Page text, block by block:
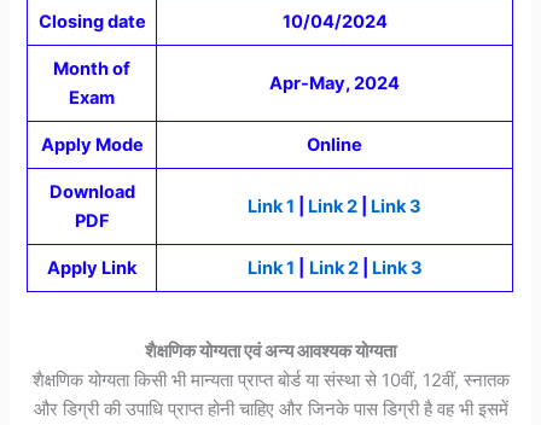
Closing date 10/04/2024
Month of
Exam
Apr-May, 2024
Apply Mode Online
Download
PDF
Link 1 Link 2 Link 3
Apply Link Link 1 Link 2 Link 3
शैक्षणिक योग्यता एवं अन्य आवश्यक योग्यता
शैक्षणिक योग्यता किसी भी मान्यता प्राप्त बोर्ड या संस्था से 10वीं, 12वीं, स्नातक
और डिग्री की उपाधि प्राप्त होनी चाहिए और जिनके पास डिग्री है वह भी इसमें